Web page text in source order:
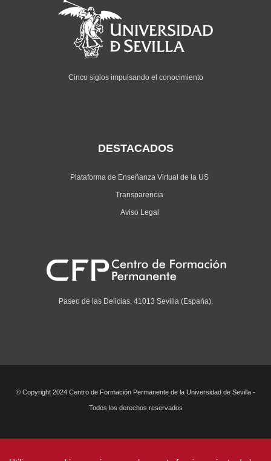
Cinco siglos impulsando el conocimiento
DESTACADOS
Plataforma de Enseñanza Virtual de la US
Transparencia
Aviso Legal
Paseo de las Delicias. 41013 Sevilla (Espańa).
© Copyright 2024 Centro de Formación Permanente de la Universidad de Sevilla -
Todos los derechos reservados